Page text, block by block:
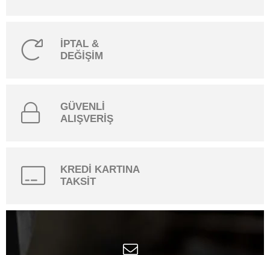
İPTAL &
DEĞİŞİM
GÜVENLİ
ALIŞVERİŞ
KREDİ KARTINA
TAKSİT